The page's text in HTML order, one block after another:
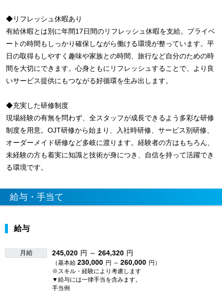
◆リフレッシュ休暇あり
有給休暇とは別に年間17日間のリフレッシュ休暇を支給。プライベ
ートの時間もしっかり確保しながら働ける環境が整っています。平
日の取得もしやすく趣味や家族との時間、旅行など自分のための時
間を大切にできます。心身ともにリフレッシュすることで、より良
いサービス提供にもつながる好循環を生み出します。
◆充実した研修制度
現場経験の有無を問わず、全スタッフが成長できるよう多彩な研修
制度を用意。OJT研修から始まり、入社時研修、サービス別研修、
オーダーメイド研修など多岐に渡ります。経験者の方はもちろん、
未経験の方も着実に知識と技術が身につき、自信を持って活躍でき
る環境です。
給与・手当て
給与
月給 245,020 円 ～ 264,320 円
（基本給 230,000 円 ～ 260,000 円）
※スキル・経験により考慮します
▼給与には一律手当を含みます。
手当例